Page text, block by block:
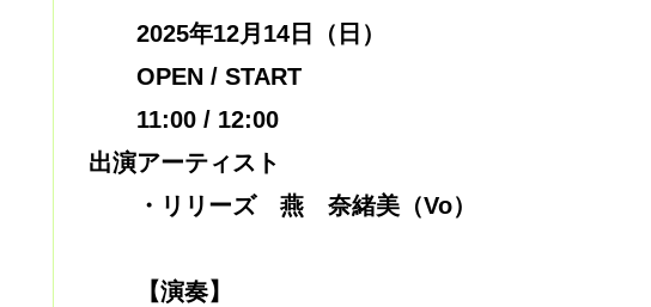
2025年12月14日（日）
OPEN / START
11:00 / 12:00
出演アーティスト
・リリーズ 燕 奈緒美（Vo）
【演奏】